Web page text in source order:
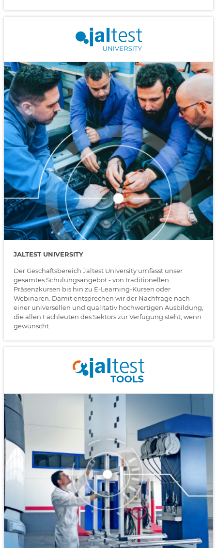
JALTEST UNIVERSITY
Der Geschäftsbereich Jaltest University umfasst unser
gesamtes Schulungsangebot - von traditionellen
Präsenzkursen bis hin zu E-Learning-Kursen oder
Webinaren. Damit entsprechen wir der Nachfrage nach
einer universellen und qualitativ hochwertigen Ausbildung,
die allen Fachleuten des Sektors zur Verfügung steht, wenn
gewünscht.